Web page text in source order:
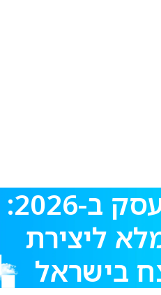
עיצוב לוגו לעסק ב-2026:
ליצירת
בישראל